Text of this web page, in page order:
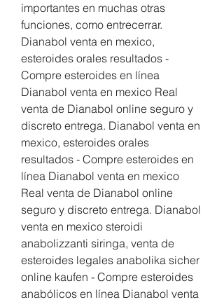
importantes en muchas otras
funciones, como entrecerrar.
Dianabol venta en mexico,
esteroides orales resultados -
Compre esteroides en línea
Dianabol venta en mexico Real
venta de Dianabol online seguro y
discreto entrega. Dianabol venta en
mexico, esteroides orales
resultados - Compre esteroides en
línea Dianabol venta en mexico
Real venta de Dianabol online
seguro y discreto entrega. Dianabol
venta en mexico steroidi
anabolizzanti siringa, venta de
esteroides legales anabolika sicher
online kaufen - Compre esteroides
anabólicos en línea Dianabol venta